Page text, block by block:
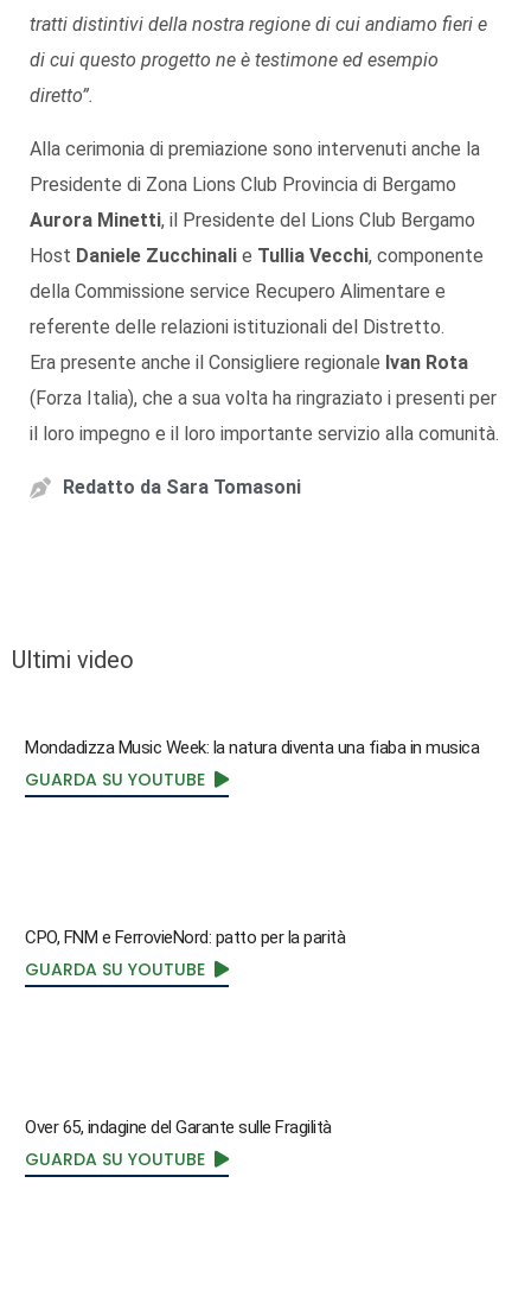
tratti distintivi della nostra regione di cui andiamo fieri e
di cui questo progetto ne è testimone ed esempio
diretto”.
Alla cerimonia di premiazione sono intervenuti anche la
Presidente di Zona Lions Club Provincia di Bergamo
Aurora Minetti, il Presidente del Lions Club Bergamo
Host Daniele Zucchinali e Tullia Vecchi, componente
della Commissione service Recupero Alimentare e
referente delle relazioni istituzionali del Distretto.
Era presente anche il Consigliere regionale Ivan Rota
(Forza Italia), che a sua volta ha ringraziato i presenti per
il loro impegno e il loro importante servizio alla comunità.
Redatto da Sara Tomasoni
Ultimi video
Mondadizza Music Week: la natura diventa una fiaba in musica
GUARDA SU YOUTUBE
CPO, FNM e FerrovieNord: patto per la parità
GUARDA SU YOUTUBE
Over 65, indagine del Garante sulle Fragilità
GUARDA SU YOUTUBE